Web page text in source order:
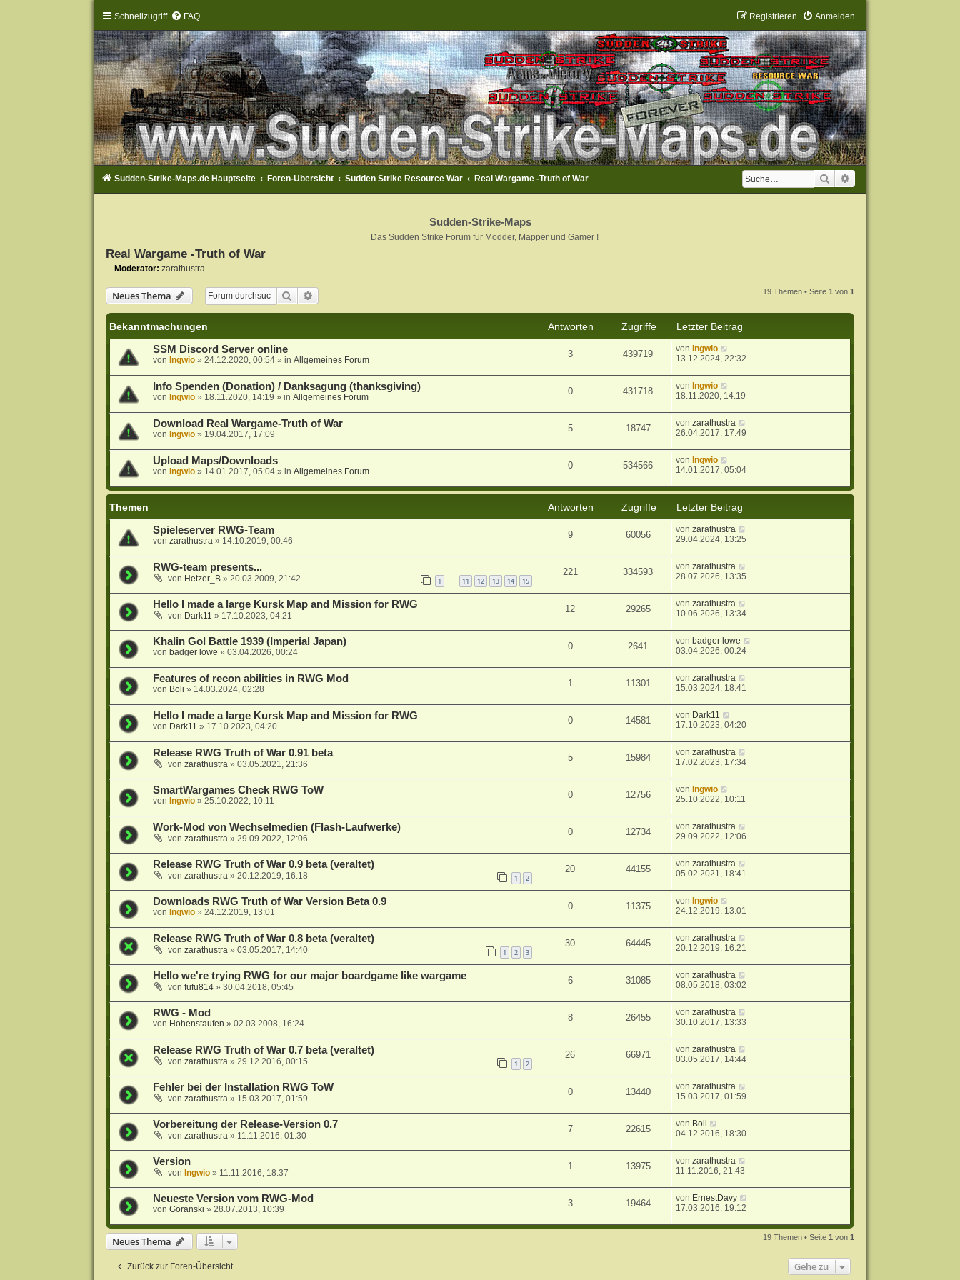
Schnellzugriff FAQ Anmelden
Registrieren
Suche
Sudden-Strike-Maps.de Hauptseite Foren-Übersicht Sudden Strike Resource War Real Wargame -Truth of War
Sudden-Strike-Maps
Das Sudden Strike Forum für Modder, Mapper und Gamer !
Real Wargame -Truth of War
Moderator: zarathustra
Neues Thema Suche 19 Themen • Seite1 von1
Bekanntmachungen Antworten Zugriffe
Letzter Beitrag
SSM Discord Server online
von Ingwio» 24.12.2020, 00:54» in Allgemeines Forum
3 439719 vonIngwio
13.12.2024, 22:32
Info Spenden (Donation) / Danksagung (thanksgiving)
von Ingwio» 18.11.2020, 14:19 » in Allgemeines Forum
0 431718 vonIngwio
18.11.2020, 14:19
Download Real Wargame-Truth of War
von Ingwio» 19.04.2017, 17:09
5 18747 vonzarathustra
26.04.2017, 17:49
Upload Maps/Downloads
von Ingwio» 14.01.2017, 05:04» in Allgemeines Forum
0 534566 vonIngwio
14.01.2017, 05:04
Themen Antworten Zugriffe
Letzter Beitrag
Spieleserver RWG-Team
von zarathustra» 14.10.2019, 00:46
9 60056 vonzarathustra
29.04.2024, 13:25
RWG-team presents...
von Hetzer_B» 20.03.2009, 21:42 1 11 12 13 14 15
221 334593 vonzarathustra
28.07.2026, 13:35
Hello I made a large Kursk Map and Mission for RWG
von Dark11 » 17.10.2023, 04:21
12 29265 vonzarathustra
10.06.2026, 13:34
Khalin Gol Battle 1939 (Imperial Japan)
von badger lowe » 03.04.2026, 00:24
0 2641 vonbadger lowe
03.04.2026, 00:24
Features of recon abilities in RWG Mod
von Boli » 14.03.2024, 02:28
1 11301 vonzarathustra
15.03.2024, 18:41
Hello I made a large Kursk Map and Mission for RWG
von Dark11 » 17.10.2023, 04:20
0 14581 von Dark11
17.10.2023, 04:20
Release RWG Truth of War 0.91 beta
von zarathustra» 03.05.2021, 21:36
5 15984 vonzarathustra
17.02.2023, 17:34
SmartWargames Check RWG ToW
von Ingwio» 25.10.2022, 10:11
0 12756 vonIngwio
25.10.2022, 10:11
Work-Mod von Wechselmedien (Flash-Laufwerke)
von zarathustra» 29.09.2022, 12:06
0 12734 vonzarathustra
29.09.2022, 12:06
Release RWG Truth of War 0.9 beta (veraltet)
von zarathustra» 20.12.2019, 16:18 1 2
20 44155 vonzarathustra
05.02.2021, 18:41
Downloads RWG Truth of War Version Beta 0.9
von Ingwio» 24.12.2019, 13:01
0 11375 vonIngwio
24.12.2019, 13:01
Release RWG Truth of War 0.8 beta (veraltet)
von zarathustra» 03.05.2017, 14:40 1 2 3
30 64445 vonzarathustra
20.12.2019, 16:21
Hello we're trying RWG for our major boardgame like wargame
von fufu814» 30.04.2018, 05:45
6 31085 vonzarathustra
08.05.2018, 03:02
RWG - Mod
von Hohenstaufen » 02.03.2008, 16:24
8 26455 vonzarathustra
30.10.2017, 13:33
Release RWG Truth of War 0.7 beta (veraltet)
von zarathustra» 29.12.2016, 00:15 1 2
26 66971 vonzarathustra
03.05.2017, 14:44
Fehler bei der Installation RWG ToW
von zarathustra» 15.03.2017, 01:59
0 13440 vonzarathustra
15.03.2017, 01:59
Vorbereitung der Release-Version 0.7
von zarathustra» 11.11.2016, 01:30
7 22615 von Boli
04.12.2016, 18:30
Version
von Ingwio» 11.11.2016, 18:37
1 13975 vonzarathustra
11.11.2016, 21:43
Neueste Version vom RWG-Mod
von Goranski » 28.07.2013, 10:39
3 19464 von ErnestDavy
17.03.2016, 19:12
Neues Thema 19 Themen • Seite1 von1
Zurück zur Foren-Übersicht Gehe zu